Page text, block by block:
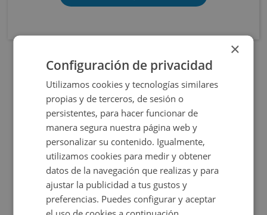
Rua Calvo Sotelo 211, 27600 Sarria - Lugo
×
Configuración de privacidad
Utilizamos cookies y tecnologías similares
propias y de terceros, de sesión o
persistentes, para hacer funcionar de
manera segura nuestra página web y
personalizar su contenido. Igualmente,
utilizamos cookies para medir y obtener
datos de la navegación que realizas y para
ajustar la publicidad a tus gustos y
preferencias. Puedes configurar y aceptar
el uso de cookies a continuación.